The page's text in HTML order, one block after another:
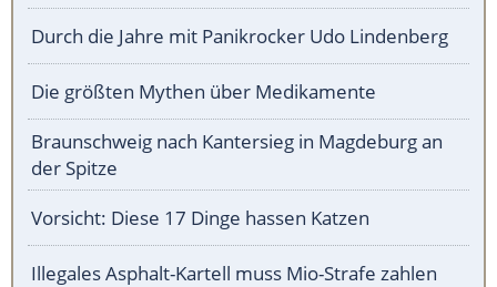
Durch die Jahre mit Panikrocker Udo Lindenberg
Die größten Mythen über Medikamente
Braunschweig nach Kantersieg in Magdeburg an
der Spitze
Vorsicht: Diese 17 Dinge hassen Katzen
Illegales Asphalt-Kartell muss Mio-Strafe zahlen